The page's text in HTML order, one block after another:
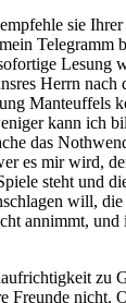
sie
Telegramm
Lesung
Herrn nach
Manteuffels
kann ich
das
es mir wird,
steht und
will,
annimmt, und
zu
Freunde nicht.